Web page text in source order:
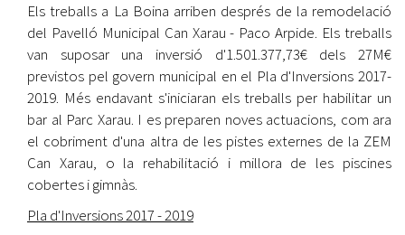
Els treballs a La Boina arriben després de la remodelació
del Pavelló Municipal Can Xarau - Paco Arpide. Els treballs
van suposar una inversió d'1.501.377,73€ dels 27M€
previstos pel govern municipal en el Pla d'Inversions 2017-
2019. Més endavant s'iniciaran els treballs per habilitar un
bar al Parc Xarau. I es preparen noves actuacions, com ara
el cobriment d'una altra de les pistes externes de la ZEM
Can Xarau, o la rehabilitació i millora de les piscines
cobertes i gimnàs.
Pla d'Inversions 2017 - 2019